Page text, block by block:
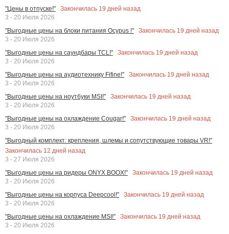
"Цены в отпуске!"
Закончилась 19 дней назад
3 - 20 Июля 2026
"Выгодные цены на блоки питания Ocypus !"
Закончилась 19 дней назад
3 - 20 Июля 2026
"Выгодные цены на саундбары TCL!"
Закончилась 19 дней назад
3 - 20 Июля 2026
"Выгодные цены на аудиотехнику Fifine!"
Закончилась 19 дней назад
3 - 20 Июля 2026
"Выгодные цены на ноутбуки MSI!"
Закончилась 19 дней назад
3 - 20 Июля 2026
"Выгодные цены на охлаждение Cougar!"
Закончилась 19 дней назад
3 - 20 Июля 2026
"Выгодный комплект: крепления, шлемы и сопутствующие товары VR!"
Закончилась 12 дней назад
3 - 27 Июля 2026
"Выгодные цены на ридеры ONYX BOOX!"
Закончилась 19 дней назад
3 - 20 Июля 2026
"Выгодные цены на корпуса Deepcool!"
Закончилась 19 дней назад
3 - 20 Июля 2026
"Выгодные цены на охлаждение MSI!"
Закончилась 19 дней назад
3 - 20 Июля 2026